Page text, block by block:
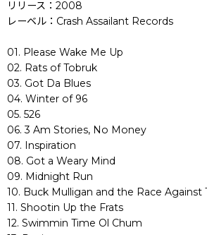
リリース：2008
レーベル：Crash Assailant Records
01. Please Wake Me Up
02. Rats of Tobruk
03. Got Da Blues
04. Winter of 96
05. 526
06. 3 Am Stories, No Money
07. Inspiration
08. Got a Weary Mind
09. Midnight Run
10. Buck Mulligan and the Race Against
11. Shootin Up the Frats
12. Swimmin Time Ol Chum